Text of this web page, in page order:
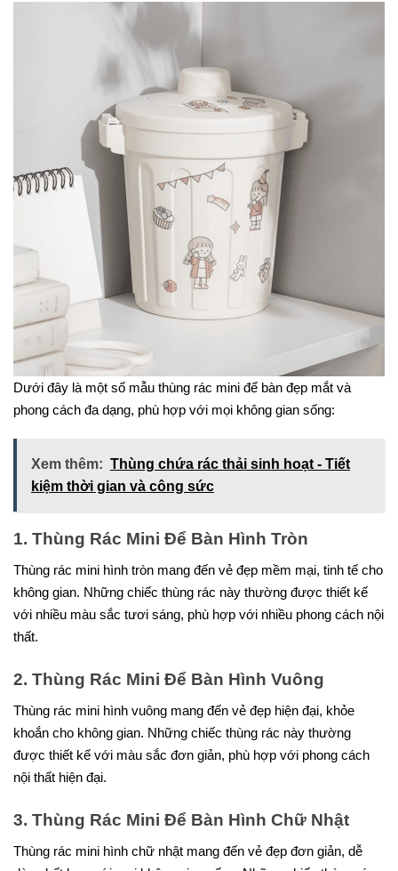
Dưới đây là một số mẫu thùng rác mini để bàn đẹp mắt và
phong cách đa dạng, phù hợp với mọi không gian sống:
Xem thêm: Thùng chứa rác thải sinh hoạt - Tiết
kiệm thời gian và công sức
1. Thùng Rác Mini Để Bàn Hình Tròn
Thùng rác mini hình tròn mang đến vẻ đẹp mềm mại, tinh tế cho
không gian. Những chiếc thùng rác này thường được thiết kế
với nhiều màu sắc tươi sáng, phù hợp với nhiều phong cách nội
thất.
2. Thùng Rác Mini Để Bàn Hình Vuông
Thùng rác mini hình vuông mang đến vẻ đẹp hiện đại, khỏe
khoắn cho không gian. Những chiếc thùng rác này thường
được thiết kế với màu sắc đơn giản, phù hợp với phong cách
nội thất hiện đại.
3. Thùng Rác Mini Để Bàn Hình Chữ Nhật
Thùng rác mini hình chữ nhật mang đến vẻ đẹp đơn giản, dễ